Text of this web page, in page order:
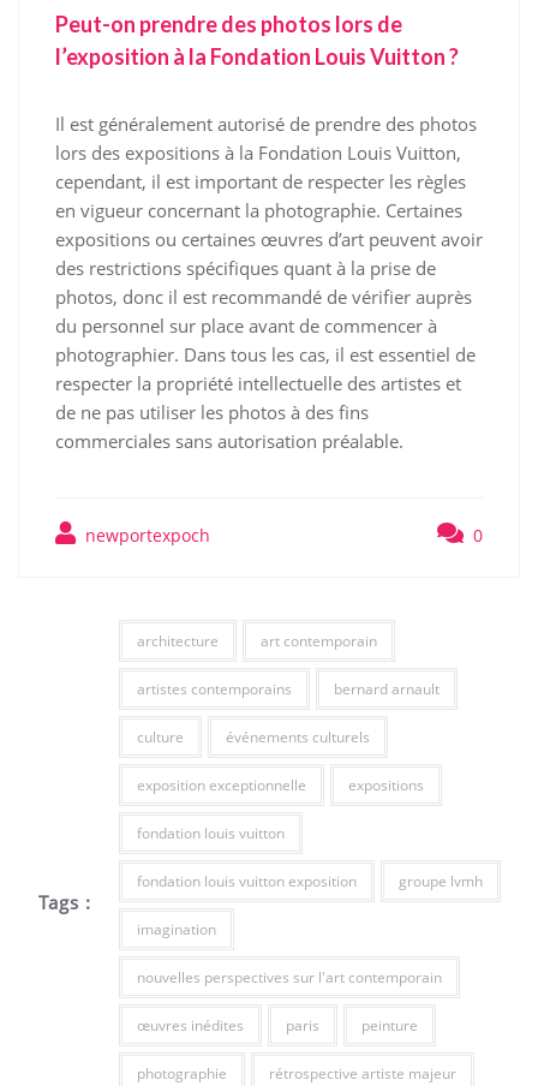
Peut-on prendre des photos lors de
l’exposition à la Fondation Louis Vuitton ?
Il est généralement autorisé de prendre des photos
lors des expositions à la Fondation Louis Vuitton,
cependant, il est important de respecter les règles
en vigueur concernant la photographie. Certaines
expositions ou certaines œuvres d’art peuvent avoir
des restrictions spécifiques quant à la prise de
photos, donc il est recommandé de vérifier auprès
du personnel sur place avant de commencer à
photographier. Dans tous les cas, il est essentiel de
respecter la propriété intellectuelle des artistes et
de ne pas utiliser les photos à des fins
commerciales sans autorisation préalable.
newportexpoch 0
Tags :
architecture art contemporain
artistes contemporains bernard arnault
culture événements culturels
exposition exceptionnelle expositions
fondation louis vuitton
fondation louis vuitton exposition groupe lvmh
imagination
nouvelles perspectives sur l'art contemporain
œuvres inédites paris peinture
photographie rétrospective artiste majeur